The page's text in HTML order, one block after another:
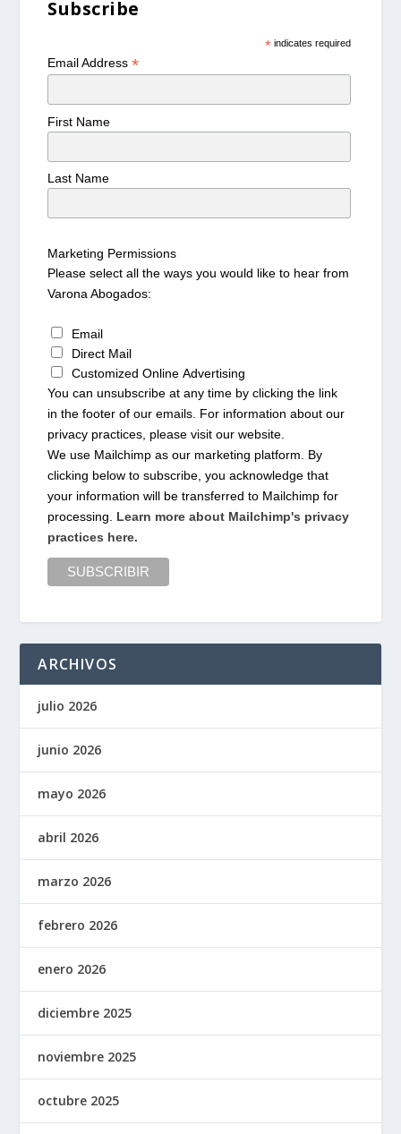
Subscribe
*indicates required
Email Address*
First Name
Last Name
Marketing Permissions
Please select all the ways you would like to hear from
Varona Abogados:
Email
Direct Mail
Customized Online Advertising
You can unsubscribe at any time by clicking the link
in the footer of our emails. For information about our
privacy practices, please visit our website.
We use Mailchimp as our marketing platform. By
clicking below to subscribe, you acknowledge that
your information will be transferred to Mailchimp for
processing. Learn more about Mailchimp's privacy
practices here.
ARCHIVOS
julio 2026
junio 2026
mayo 2026
abril 2026
marzo 2026
febrero 2026
enero 2026
diciembre 2025
noviembre 2025
octubre 2025